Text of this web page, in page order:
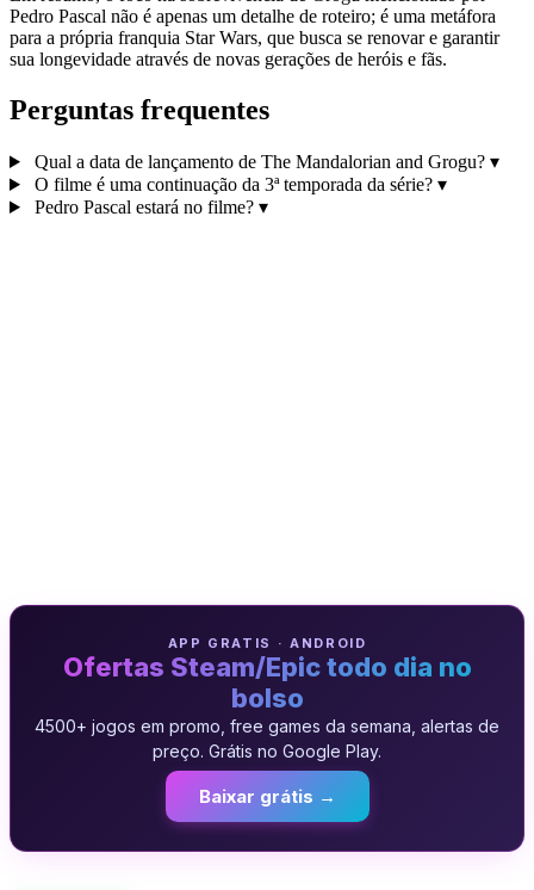
Pedro Pascal não é apenas um detalhe de roteiro; é uma metáfora
para a própria franquia Star Wars, que busca se renovar e garantir
sua longevidade através de novas gerações de heróis e fãs.
Perguntas frequentes
Qual a data de lançamento de The Mandalorian and Grogu? ▾
O filme é uma continuação da 3ª temporada da série? ▾
Pedro Pascal estará no filme? ▾
APP GRATIS · ANDROID
Ofertas Steam/Epic todo dia no
bolso
4500+ jogos em promo, free games da semana, alertas de
preço. Grátis no Google Play.
Baixar grátis →